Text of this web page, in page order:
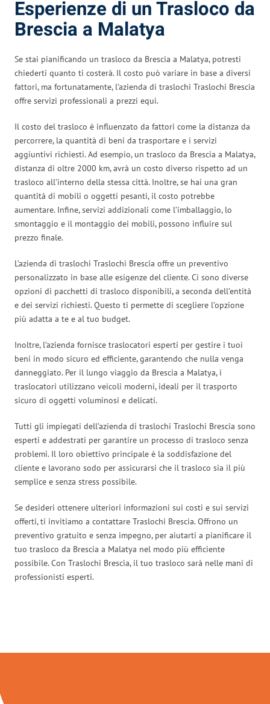
Esperienze di un Trasloco da
Brescia a Malatya
Se stai pianificando un trasloco da Brescia a Malatya, potresti
chiederti quanto ti costerà. Il costo può variare in base a diversi
fattori, ma fortunatamente, l’azienda di traslochi Traslochi Brescia
offre servizi professionali a prezzi equi.
Il costo del trasloco è influenzato da fattori come la distanza da
percorrere, la quantità di beni da trasportare e i servizi
aggiuntivi richiesti. Ad esempio, un trasloco da Brescia a Malatya,
distanza di oltre 2000 km, avrà un costo diverso rispetto ad un
trasloco all’interno della stessa città. Inoltre, se hai una gran
quantità di mobili o oggetti pesanti, il costo potrebbe
aumentare. Infine, servizi addizionali come l’imballaggio, lo
smontaggio e il montaggio dei mobili, possono influire sul
prezzo finale.
L’azienda di traslochi Traslochi Brescia offre un preventivo
personalizzato in base alle esigenze del cliente. Ci sono diverse
opzioni di pacchetti di trasloco disponibili, a seconda dell’entità
e dei servizi richiesti. Questo ti permette di scegliere l’opzione
più adatta a te e al tuo budget.
Inoltre, l’azienda fornisce traslocatori esperti per gestire i tuoi
beni in modo sicuro ed efficiente, garantendo che nulla venga
danneggiato. Per il lungo viaggio da Brescia a Malatya, i
traslocatori utilizzano veicoli moderni, ideali per il trasporto
sicuro di oggetti voluminosi e delicati.
Tutti gli impiegati dell’azienda di traslochi Traslochi Brescia sono
esperti e addestrati per garantire un processo di trasloco senza
problemi. Il loro obiettivo principale è la soddisfazione del
cliente e lavorano sodo per assicurarsi che il trasloco sia il più
semplice e senza stress possibile.
Se desideri ottenere ulteriori informazioni sui costi e sui servizi
offerti, ti invitiamo a contattare Traslochi Brescia. Offrono un
preventivo gratuito e senza impegno, per aiutarti a pianificare il
tuo trasloco da Brescia a Malatya nel modo più efficiente
possibile. Con Traslochi Brescia, il tuo trasloco sarà nelle mani di
professionisti esperti.